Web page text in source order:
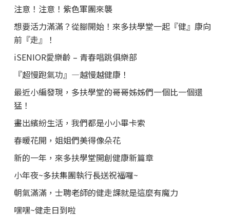
注意！注意！紫色軍團來襲
想要活力滿滿？從腳開始！來多扶學堂一起『健』康向
前『走』！
iSENIOR愛樂齡 – 青春唱跳俱樂部
『超慢跑氣功』—越慢越健康！
最近小編發現，多扶學堂的哥哥姊姊們一個比一個還
猛！
畫出繽紛生活，我們都是小小畢卡索
春暖花開，姐姐們美得像朵花
新的一年，來多扶學堂開創健康新篇章
小年夜~多扶集團執行長送祝福囉~
朝氣滿滿，士聘老師的健走課就是這麼有魔力
嘿嘿~健走日到啦